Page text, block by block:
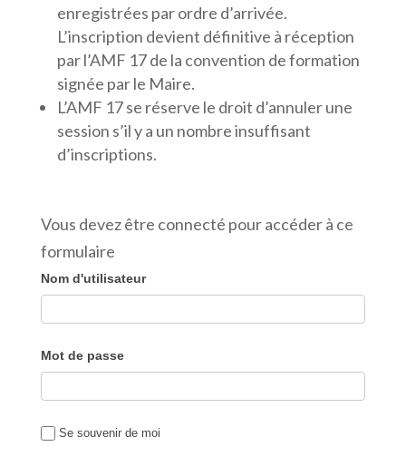
enregistrées par ordre d’arrivée.
L’inscription devient définitive à réception
par l’AMF 17 de la convention de formation
signée par le Maire.
L’AMF 17 se réserve le droit d’annuler une
session s’il y a un nombre insuffisant
d’inscriptions.
Vous devez être connecté pour accéder à ce
formulaire
Nom d'utilisateur
Mot de passe
Se souvenir de moi